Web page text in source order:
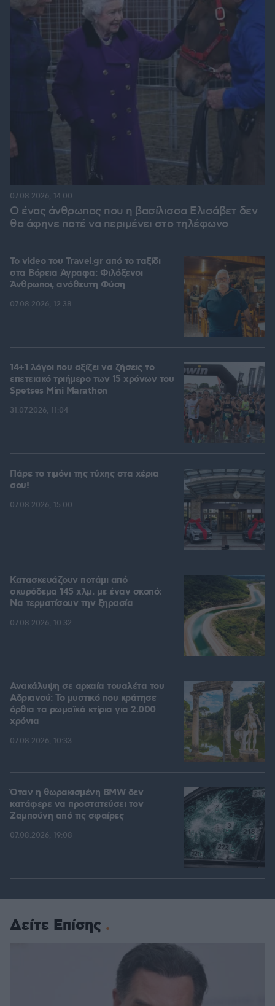
Ο ένας άνθρωπος που η βασίλισσα Ελισάβετ δεν
θα άφηνε ποτέ να περιμένει στο τηλέφωνο
07.08.2026, 14:00
To video του Travel.gr από το ταξίδι
στα Βόρεια Άγραφα: Φιλόξενοι
Άνθρωποι, ανόθευτη Φύση
07.08.2026, 12:38
14+1 λόγοι που αξίζει να ζήσεις το
επετειακό τριήμερο των 15 χρόνων του
Spetses Mini Marathon
31.07.2026, 11:04
Πάρε το τιμόνι της τύχης στα χέρια
σου!
07.08.2026, 15:00
Κατασκευάζουν ποτάμι από
σκυρόδεμα 145 χλμ. με έναν σκοπό:
Να τερματίσουν την ξηρασία
07.08.2026, 10:32
Ανακάλυψη σε αρχαία τουαλέτα του
Αδριανού: Το μυστικό που κράτησε
όρθια τα ρωμαϊκά κτίρια για 2.000
χρόνια
07.08.2026, 10:33
Όταν η θωρακισμένη BMW δεν
κατάφερε να προστατεύσει τον
Ζαμπούνη από τις σφαίρες
07.08.2026, 19:08
Δείτε Επίσης